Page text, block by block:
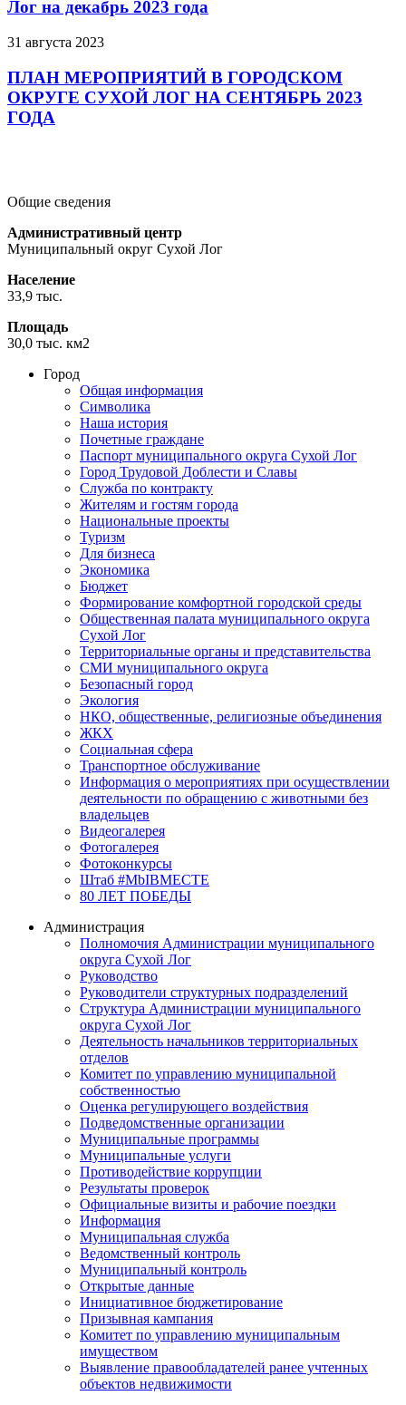
Лог на декабрь 2023 года
31 августа 2023
ПЛАН МЕРОПРИЯТИЙ В ГОРОДСКОМ
ОКРУГЕ СУХОЙ ЛОГ НА СЕНТЯБРЬ 2023
ГОДА
Общие сведения
Административный центр
Муниципальный округ Сухой Лог
Население
33,9 тыс.
Площадь
30,0 тыс. км2
Город
Общая информация
Символика
Наша история
Почетные граждане
Паспорт муниципального округа Сухой Лог
Город Трудовой Доблести и Славы
Служба по контракту
Жителям и гостям города
Национальные проекты
Туризм
Для бизнеса
Экономика
Бюджет
Формирование комфортной городской среды
Общественная палата муниципального округа
Сухой Лог
Территориальные органы и представительства
СМИ муниципального округа
Безопасный город
Экология
НКО, общественные, религиозные объединения
ЖКХ
Социальная сфера
Транспортное обслуживание
Информация о мероприятиях при осуществлении
деятельности по обращению с животными без
владельцев
Видеогалерея
Фотогалерея
Фотоконкурсы
Штаб #MbIBMECTE
80 ЛЕТ ПОБЕДЫ
Администрация
Полномочия Администрации муниципального
округа Сухой Лог
Руководство
Руководители структурных подразделений
Структура Администрации муниципального
округа Сухой Лог
Деятельность начальников территориальных
отделов
Комитет по управлению муниципальной
собственностью
Оценка регулирующего воздействия
Подведомственные организации
Муниципальные программы
Муниципальные услуги
Противодействие коррупции
Результаты проверок
Официальные визиты и рабочие поездки
Информация
Муниципальная служба
Ведомственный контроль
Муниципальный контроль
Открытые данные
Инициативное бюджетирование
Призывная кампания
Комитет по управлению муниципальным
имуществом
Выявление правообладателей ранее учтенных
объектов недвижимости